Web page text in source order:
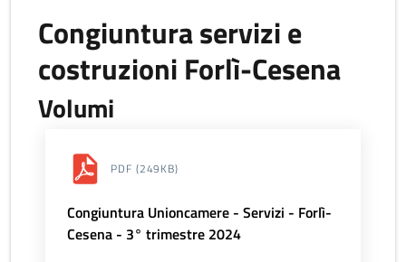
Congiuntura servizi e
costruzioni Forlì-Cesena
Volumi
PDF (249KB)
Congiuntura Unioncamere - Servizi - Forlì-
Cesena - 3° trimestre 2024